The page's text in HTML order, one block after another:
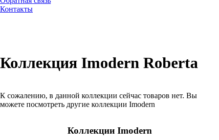
Контакты
Коллекция Imodern Roberta
К сожалению, в данной коллекции сейчас товаров нет. Вы
можете посмотреть другие коллекции Imodern
Коллекции Imodern